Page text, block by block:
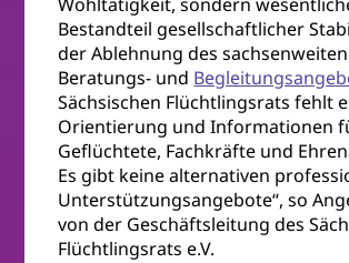
Bestandteil gesellschaftlicher
der Ablehnung des sachsenweiten
Beratungs- und
Sächsischen Flüchtlingsrats fehlt
Orientierung und Informationen
Geflüchtete, Fachkräfte und
Es gibt keine alternativen
Unterstützungsangebote“, so
von der Geschäftsleitung des
Flüchtlingsrats e.V.